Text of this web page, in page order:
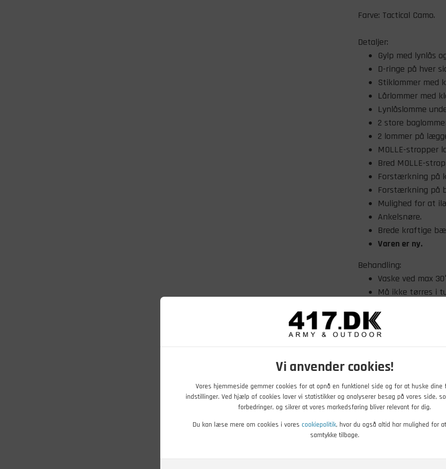
Vi anvender cookies!
Vores hjemmeside gemmer cookies for at opnå en funktionel side og for at huske dine
indstillinger. Ved hjælp af cookies laver vi statistikker og analyserer besøg på vores side,
forbedringer, og sikrer at vores markedsføring bliver relevant for dig.
Du kan læse mere om cookies i vores cookiepolitik, hvor du også altid har mulighed for
samtykke tilbage.
Farve: Tactical Camo.
Detaljer:
Gylp med lynlås
D-ringe på hver
Stiklommer med
​Lårlommer med
Lynlåslomme
2 store
2 lommer på
MOLLE-stropper
Bred MOLLE-
Forstærkning på
​Forstærkning på
Mulighed for at
Ankelsnøre.
Brede kraftige
Varen er ny.
Behandling:
Vaske ved max
Må ikke tørres i
Størrelsesguide:
Alle mål står i
være sikker på at du
par til dig.
StørrelseLivvidde
31
74
32
76
33